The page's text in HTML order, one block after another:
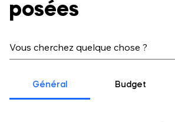
posées
Général Budget